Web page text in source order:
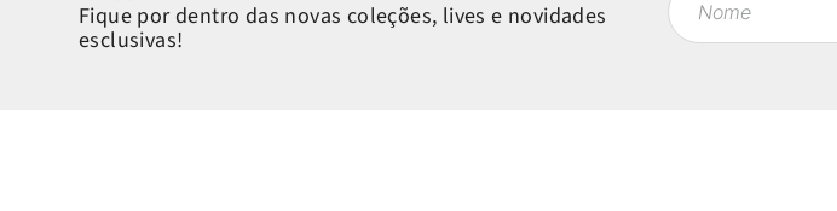
Fique por dentro das novas coleções, lives e novidades
esclusivas!